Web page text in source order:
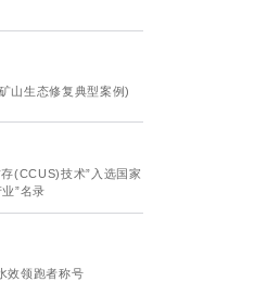
山生态修复典型案例)
(CCUS)技术”入选国家
”名录
效领跑者称号